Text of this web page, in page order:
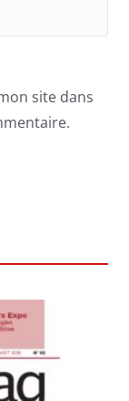
site dans